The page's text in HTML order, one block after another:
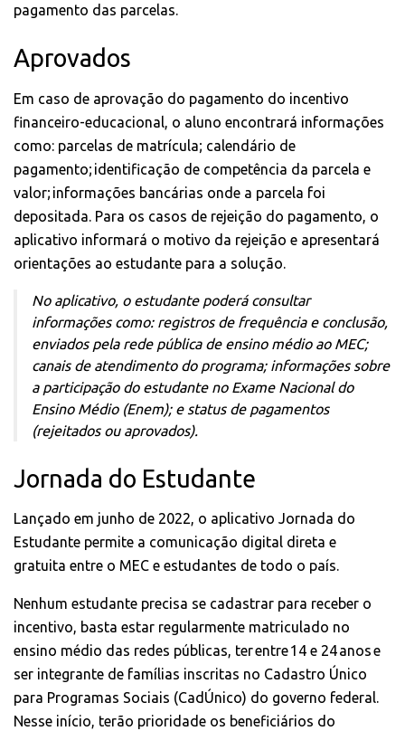
pagamento das parcelas.
Aprovados
Em caso de aprovação do pagamento do incentivo
financeiro-educacional, o aluno encontrará informações
como: parcelas de matrícula; calendário de
pagamento; identificação de competência da parcela e
valor; informações bancárias onde a parcela foi
depositada. Para os casos de rejeição do pagamento, o
aplicativo informará o motivo da rejeição e apresentará
orientações ao estudante para a solução.
No aplicativo, o estudante poderá consultar
informações como: registros de frequência e conclusão,
enviados pela rede pública de ensino médio ao MEC;
canais de atendimento do programa; informações sobre
a participação do estudante no Exame Nacional do
Ensino Médio (Enem); e status de pagamentos
(rejeitados ou aprovados).
Jornada do Estudante
Lançado em junho de 2022, o aplicativo Jornada do
Estudante permite a comunicação digital direta e
gratuita entre o MEC e estudantes de todo o país.
Nenhum estudante precisa se cadastrar para receber o
incentivo, basta estar regularmente matriculado no
ensino médio das redes públicas, ter entre 14 e 24 anos e
ser integrante de famílias inscritas no Cadastro Único
para Programas Sociais (CadÚnico) do governo federal.
Nesse início, terão prioridade os beneficiários do